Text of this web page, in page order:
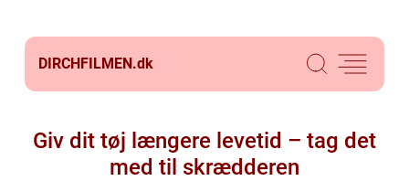
DIRCHFILMEN.dk
Giv dit tøj længere levetid – tag det
med til skrædderen